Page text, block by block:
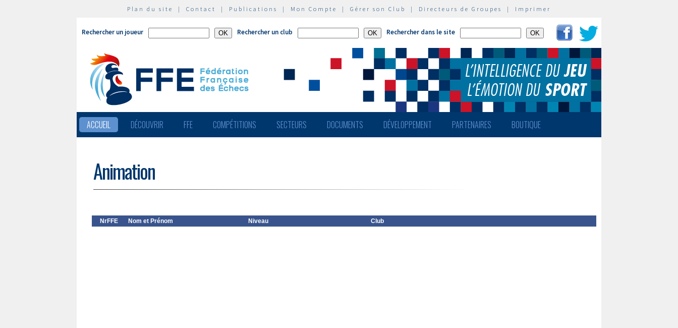
Plan du site | Contact | Publications | Mon Compte | Gérer son Club | Directeurs de Groupes | Imprimer
Rechercher un joueur Rechercher un club Rechercher dans le site
ACCUEIL DÉCOUVRIR FFE COMPÉTITIONS SECTEURS DOCUMENTS DÉVELOPPEMENT PARTENAIRES BOUTIQUE
Animation
NrFFE Nom et Prénom Niveau Club